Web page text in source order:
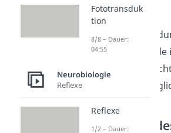
im Gehirn.
Durch die
und Großhirnrinde
Austausch der
Gehirnhälfte
Interaktion
Fototransduk
tion
8/8 – Dauer:
04:55
Neurobiologie
Reflexe
Reflexe
1/2 – Dauer: